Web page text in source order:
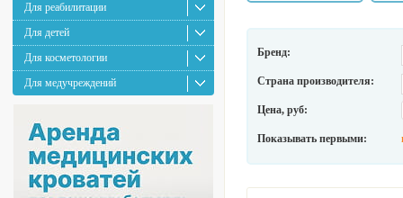
Для реабилитации
Для детей
Для косметологии
Для медучреждений
Бренд:
Страна производителя:
Цена, руб:
Показывать первыми: